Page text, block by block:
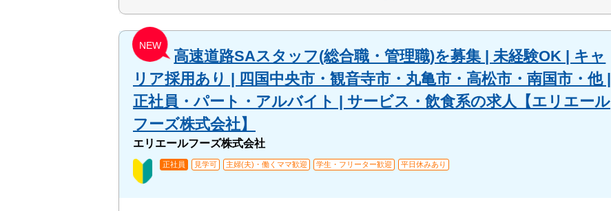
NEW
高速道路SAスタッフ(総合職・管理職)を募集 | 未経験OK | キャ
リア採用あり | 四国中央市・観音寺市・丸亀市・高松市・南国市・他 |
正社員・パート・アルバイト | サービス・飲食系の求人【エリエール
フーズ株式会社】
エリエールフーズ株式会社
正社員 見学可 主婦(夫)・働くママ歓迎 学生・フリーター歓迎 平日休みあり